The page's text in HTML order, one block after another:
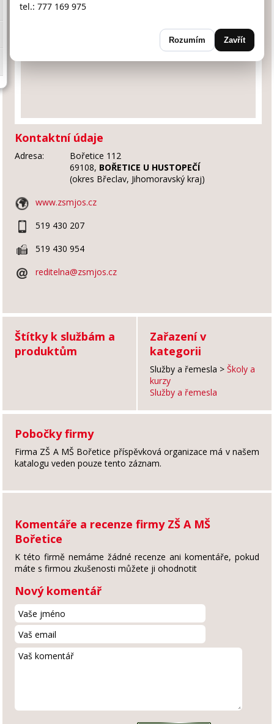
Kontaktní údaje
Adresa:
Bořetice 112
69108, BOŘETICE U HUSTOPEČÍ
(okres Břeclav, Jihomoravský kraj)
www.zsmjos.cz
519 430 207
519 430 954
reditelna@zsmjos.cz
Štítky k službám a
produktům
Zařazení v
kategorii
Služby a řemesla > Školy a
kurzy
Služby a řemesla
Pobočky firmy
Firma ZŠ A MŠ Bořetice příspěvková organizace má v našem
katalogu veden pouze tento záznam.
Komentáře a recenze firmy ZŠ A MŠ
Bořetice
K této firmě nemáme žádné recenze ani komentáře, pokud
máte s firmou zkušenosti můžete ji ohodnotit
Nový komentář
tel.: 777 169 975
Rozumím Zavřít